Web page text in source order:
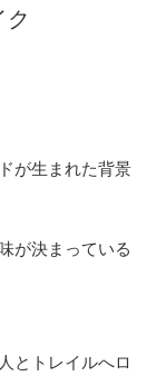
ク
が生まれた背景
が決まっている
とトレイルへロ